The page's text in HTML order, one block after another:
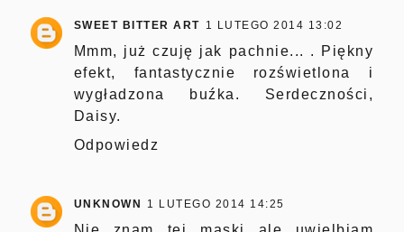
SWEET BITTER ART 1 LUTEGO 2014 13:02
Mmm, już czuję jak pachnie... . Piękny
efekt, fantastycznie rozświetlona i
wygładzona buźka. Serdeczności,
Daisy.
Odpowiedz
UNKNOWN 1 LUTEGO 2014 14:25